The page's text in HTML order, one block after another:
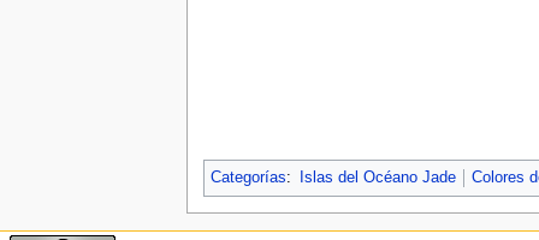
Categorías: Islas del Océano Jade Colores